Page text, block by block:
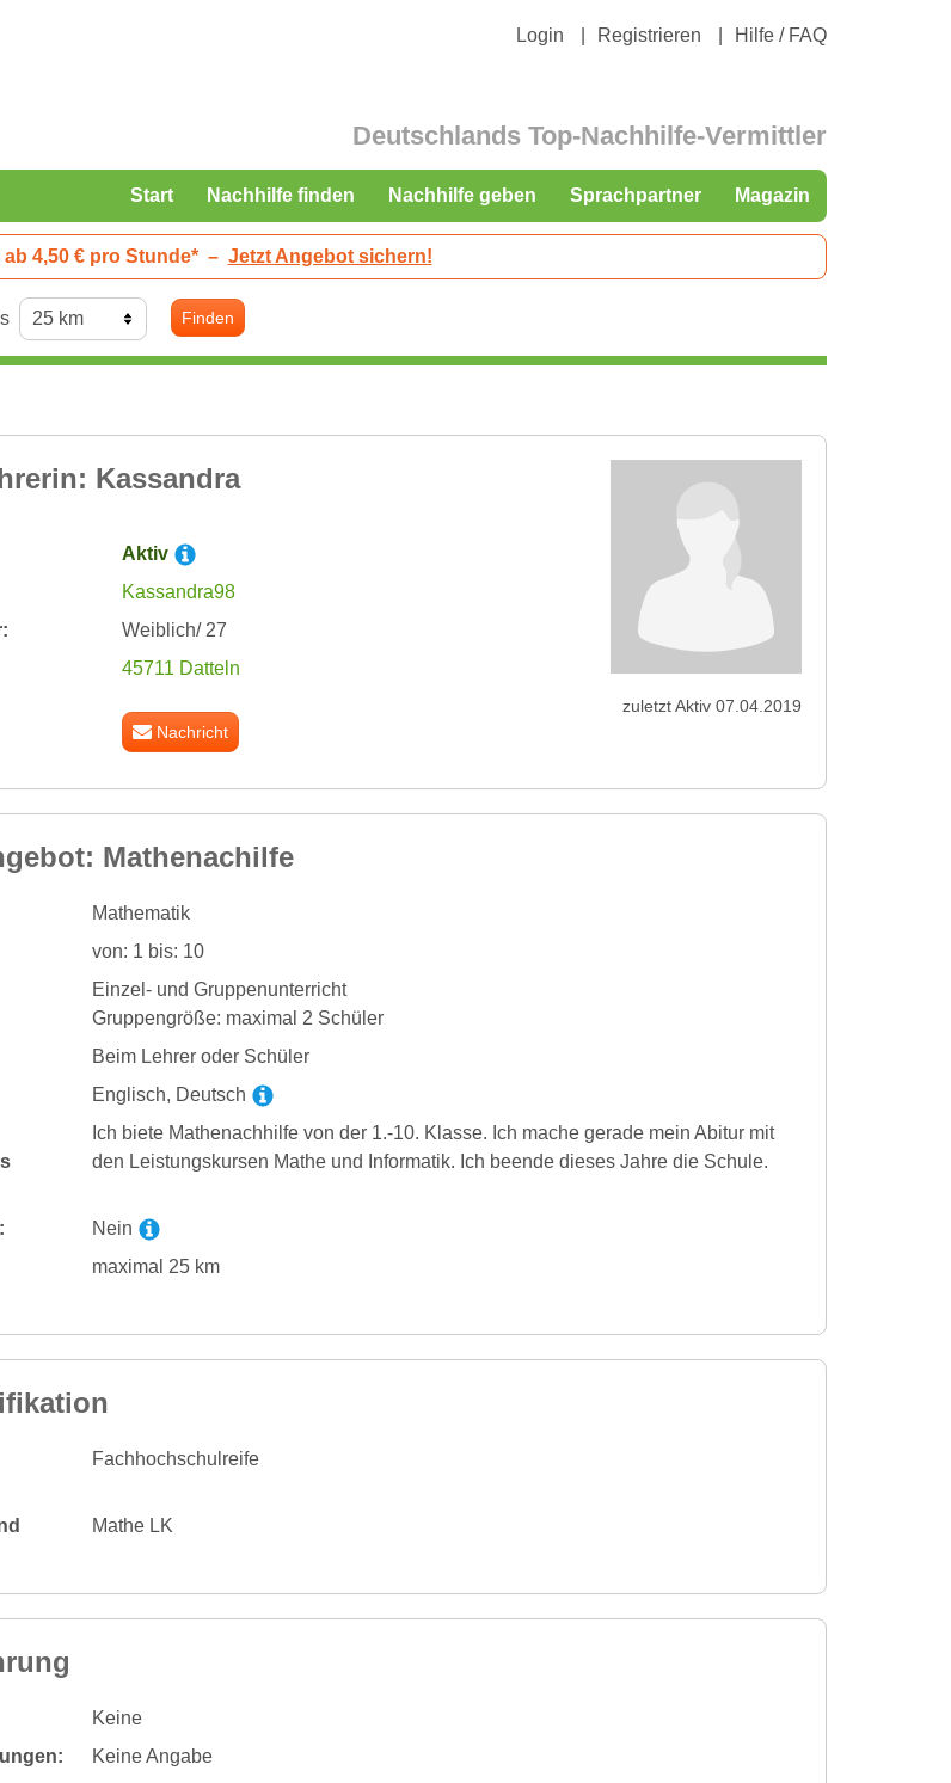
Login Registrieren Hilfe / FAQ
Deutschlands Top-Nachhilfe-Vermittler
Start Nachhilfe finden Nachhilfe geben Sprachpartner Magazin
4,50 € pro Stunde* – Jetzt Angebot sichern!
Finden
Kassandra
Aktiv
Kassandra98
Weiblich/ 27
45711 Datteln
Nachricht
zuletzt Aktiv 07.04.2019
Mathenachilfe
Mathematik
von: 1 bis: 10
Einzel- und Gruppenunterricht
Gruppengröße: maximal 2 Schüler
Beim Lehrer oder Schüler
Englisch, Deutsch
Ich biete Mathenachhilfe von der 1.-10. Klasse. Ich mache gerade mein Abitur mit
den Leistungskursen Mathe und Informatik. Ich beende dieses Jahre die Schule.
Nein
maximal 25 km
Fachhochschulreife
Mathe LK
Keine
Keine Angabe